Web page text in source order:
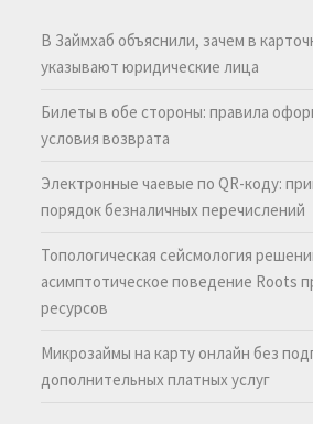
В Займхаб объяснили, зачем в
указывают юридические лица
Билеты в обе стороны: правила
условия возврата
Электронные чаевые по QR-коду:
порядок безналичных перечислений
Топологическая сейсмология
асимптотическое поведение Roots
ресурсов
Микрозаймы на карту онлайн без
дополнительных платных услуг